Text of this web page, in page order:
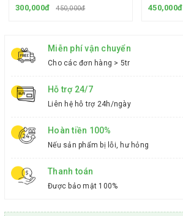
300,000đ
450,000đ
450,000đ
Miễn phí vận chuyển
Cho các đơn hàng > 5tr
Hỗ trợ 24/7
Liên hệ hỗ trợ 24h/ngày
Hoàn tiền 100%
Nếu sản phẩm bị lỗi, hư hỏng
Thanh toán
Được bảo mật 100%